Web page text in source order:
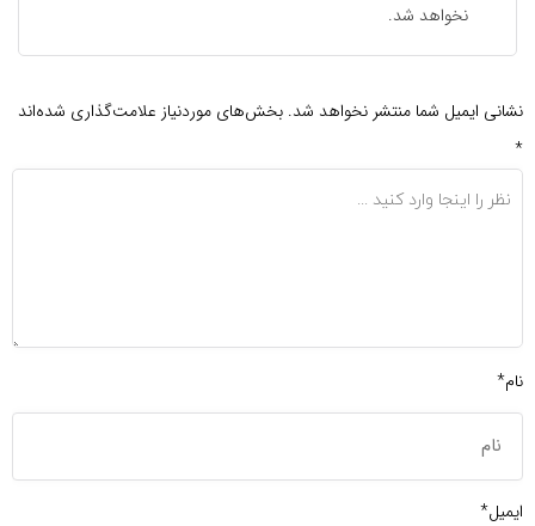
نخواهد شد.
نشانی ایمیل شما منتشر نخواهد شد. بخش‌های موردنیاز علامت‌گذاری شده‌اند
*
نام*
ایمیل*